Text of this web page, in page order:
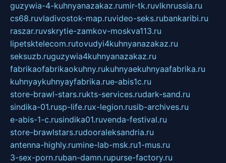
guzywia-4-kuhnyanazakaz.rumir-tk.ruvlknrussia.ru
cs68.ruvladivostok-map.ruvideo-seks.rubankaribi.ru
raszar.ruvskrytie-zamkov-moskva113.ru
lipetsktelecom.rutovudyi4kuhnyanazakaz.ru
seksuzb.ruguzywia4kuhnyanazakaz.ru
fabrikaofabrikaokuhny.rukuhnyaekuhnyaafabrika.ru
kuhnyaykuhnyayfabrika.rue-abis1c.ru
store-brawl-stars.rukts-services.rudark-sand.ru
sindika-01.rusp-life.rux-legion.rusib-archives.ru
e-abis-1-c.rusindika01.ruvenda-festival.ru
store-brawlstars.rudooraleksandria.ru
antenna-highly.rumine-lab-msk.ru1-mus.ru
3-sex-porn.ruban-damn.rupurse-factory.ru